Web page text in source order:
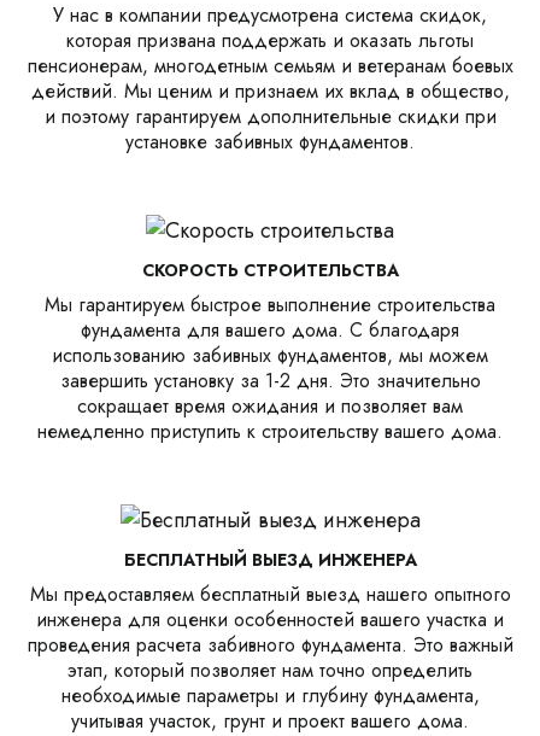
У нас в компании предусмотрена система скидок,
которая призвана поддержать и оказать льготы
пенсионерам, многодетным семьям и ветеранам боевых
действий. Мы ценим и признаем их вклад в общество,
и поэтому гарантируем дополнительные скидки при
установке забивных фундаментов.
СКОРОСТЬ СТРОИТЕЛЬСТВА
Мы гарантируем быстрое выполнение строительства
фундамента для вашего дома. С благодаря
использованию забивных фундаментов, мы можем
завершить установку за 1-2 дня. Это значительно
сокращает время ожидания и позволяет вам
немедленно приступить к строительству вашего дома.
БЕСПЛАТНЫЙ ВЫЕЗД ИНЖЕНЕРА
Мы предоставляем бесплатный выезд нашего опытного
инженера для оценки особенностей вашего участка и
проведения расчета забивного фундамента. Это важный
этап, который позволяет нам точно определить
необходимые параметры и глубину фундамента,
учитывая участок, грунт и проект вашего дома.